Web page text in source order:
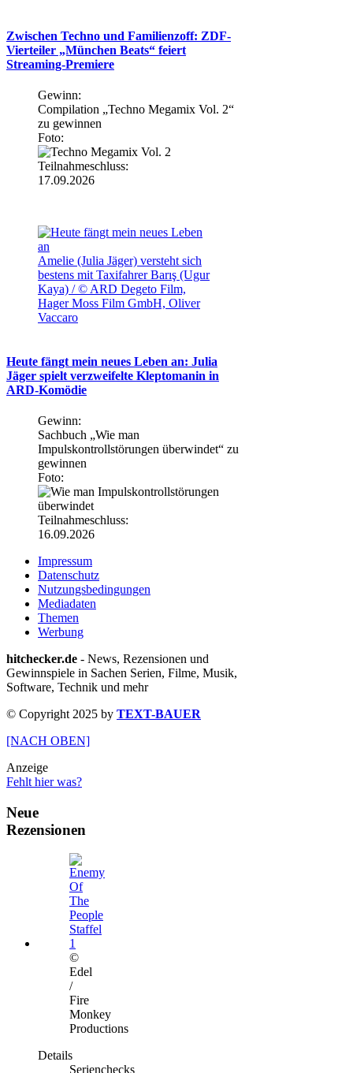
Zwischen Techno und Familienzoff: ZDF-
Vierteiler „München Beats“ feiert
Streaming-Premiere
Gewinn:
Compilation „Techno Megamix Vol. 2“
zu gewinnen
Foto:
Teilnahmeschluss:
17.09.2026
Amelie (Julia Jäger) versteht sich
bestens mit Taxifahrer Barış (Ugur
Kaya) / © ARD Degeto Film,
Hager Moss Film GmbH, Oliver
Vaccaro
Heute fängt mein neues Leben an: Julia
Jäger spielt verzweifelte Kleptomanin in
ARD-Komödie
Gewinn:
Sachbuch „Wie man
Impulskontrollstörungen überwindet“ zu
gewinnen
Foto:
Teilnahmeschluss:
16.09.2026
Impressum
Datenschutz
Nutzungsbedingungen
Mediadaten
Themen
Werbung
hitchecker.de - News, Rezensionen und
Gewinnspiele in Sachen Serien, Filme, Musik,
Software, Technik und mehr
© Copyright 2025 by TEXT-BAUER
[NACH OBEN]
Anzeige
Fehlt hier was?
Neue
Rezensionen
©
Edel
/
Fire
Monkey
Productions
Details
Serienchecks